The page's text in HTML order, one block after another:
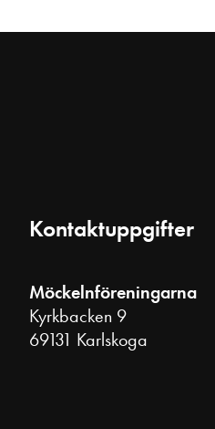
Kontaktuppgifter
Möckelnföreningarna
Kyrkbacken 9
69131 Karlskoga